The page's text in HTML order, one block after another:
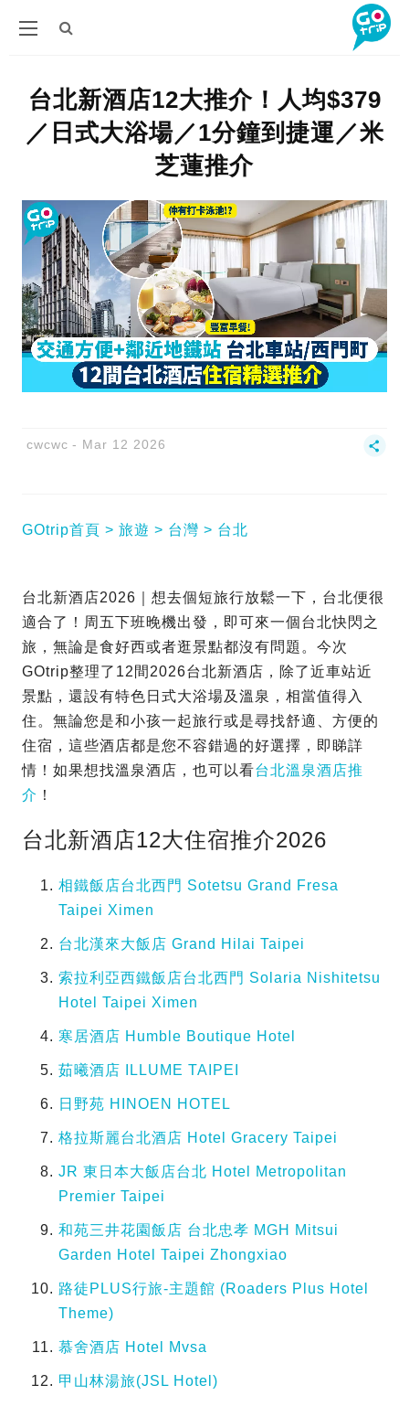
台北新酒店12大推介！人均$379
／日式大浴場／1分鐘到捷運／米
芝蓮推介
cwcwc Mar 12 2026
GOtrip首頁 旅遊 台灣 台北
台北新酒店2026｜想去個短旅行放鬆一下，台北便很
適合了！周五下班晚機出發，即可來一個台北快閃之
旅，無論是食好西或者逛景點都沒有問題。今次
GOtrip整理了12間2026台北新酒店，除了近車站近
景點，還設有特色日式大浴場及溫泉，相當值得入
住。無論您是和小孩一起旅行或是尋找舒適、方便的
住宿，這些酒店都是您不容錯過的好選擇，即睇詳
情！如果想找溫泉酒店，也可以看台北溫泉酒店推
介 ！
台北新酒店12大住宿推介2026
相鐵飯店台北西門 Sotetsu Grand Fresa
Taipei Ximen
台北漢來大飯店 Grand Hilai Taipei
索拉利亞西鐵飯店台北西門 Solaria Nishitetsu
Hotel Taipei Ximen
寒居酒店 Humble Boutique Hotel
茹曦酒店 ILLUME TAIPEI
日野苑 HINOEN HOTEL
格拉斯麗台北酒店 Hotel Gracery Taipei
JR 東日本大飯店台北 Hotel Metropolitan
Premier Taipei
和苑三井花園飯店 台北忠孝 MGH Mitsui
Garden Hotel Taipei Zhongxiao
路徒PLUS行旅-主題館 (Roaders Plus Hotel
Theme)
慕舍酒店 Hotel Mvsa
甲山林湯旅(JSL Hotel)